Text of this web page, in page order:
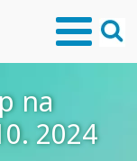
na
2024